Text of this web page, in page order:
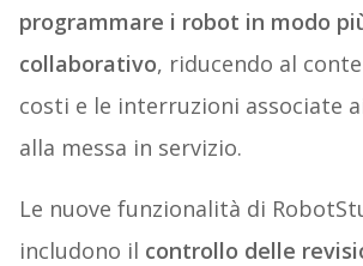
programmare i robot in modo
collaborativo, riducendo al
costi e le interruzioni associate
alla messa in servizio.
Le nuove funzionalità di
includono il controllo delle